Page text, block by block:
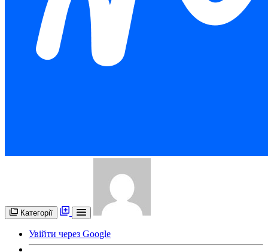
Категорії
Увійти через Google